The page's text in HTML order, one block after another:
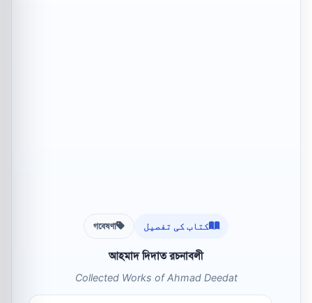
کتاب کی تفصیل গবেষণা
আহমাদ দিদাত রচনাবলী
Collected Works of Ahmad Deedat